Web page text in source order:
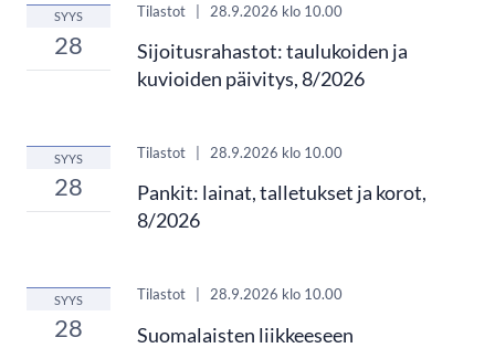
SYYS
28
Tilastot 28.9.2026 klo 10.00
Sijoitusrahastot: taulukoiden ja
kuvioiden päivitys, 8/2026
SYYS
28
Tilastot 28.9.2026 klo 10.00
Pankit: lainat, talletukset ja korot,
8/2026
SYYS
28
Tilastot 28.9.2026 klo 10.00
Suomalaisten liikkeeseen